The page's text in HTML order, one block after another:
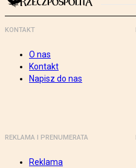
KONTAKT
O nas
Kontakt
Napisz do nas
REKLAMA I PRENUMERATA
Reklama